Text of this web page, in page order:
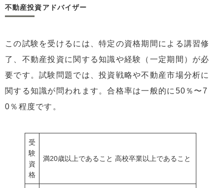
不動産投資アドバイザー
この試験を受けるには、特定の資格期間による講習修
了、不動産投資に関する知識や経験（一定期間）が必
要です。試験問題では、投資戦略や不動産市場分析に
関する知識が問われます。合格率は一般的に50％〜7
0％程度です。
受
験
資
格
満20歳以上であること 高校卒業以上であること